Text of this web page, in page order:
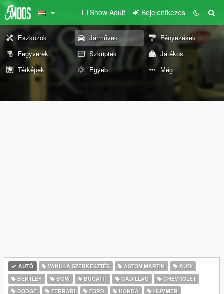
Show Adult Bejelentkezés
Eszközök Járművek
Fényezések
Fegyverek
Szkriptek
Játékos
Térképek
Egyéb Még
AUTÓ VANILLA SZERKESZTÉS ASTON MARTIN
AUDI
BENTLEY
BMW BUGATTI CADILLAC
CHEVROLET
DODGE
FERRARI FORD HONDA
HUMMER